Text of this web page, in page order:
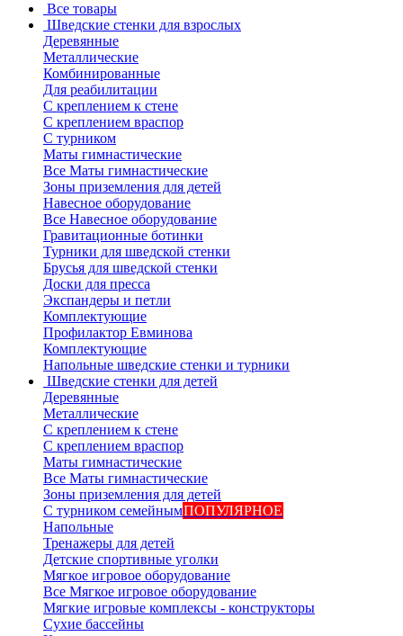
Все товары
Шведские стенки для взрослых
Деревянные
Металлические
Комбинированные
Для реабилитации
С креплением к стене
С креплением враспор
С турником
Маты гимнастические
Все Маты гимнастические
Зоны приземления для детей
Навесное оборудование
Все Навесное оборудование
Гравитационные ботинки
Турники для шведской стенки
Брусья для шведской стенки
Доски для пресса
Экспандеры и петли
Комплектующие
Профилактор Евминова
Комплектующие
Напольные шведские стенки и турники
Шведские стенки для детей
Деревянные
Металлические
С креплением к стене
С креплением враспор
Маты гимнастические
Все Маты гимнастические
Зоны приземления для детей
С турником семейнымПОПУЛЯРНОЕ
Напольные
Тренажеры для детей
Детские спортивные уголки
Мягкое игровое оборудование
Все Мягкое игровое оборудование
Мягкие игровые комплексы - конструкторы
Сухие бассейны